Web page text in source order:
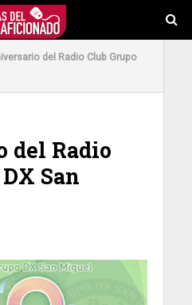
del Radio Club Grupo
del Radio
San